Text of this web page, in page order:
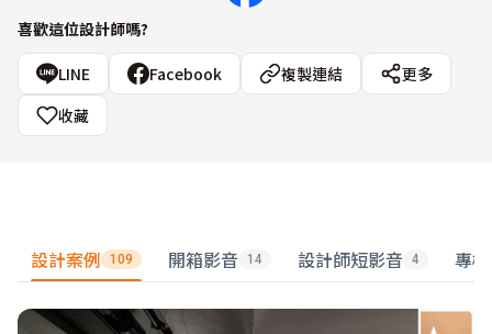
喜歡這位設計師嗎?
LINE Facebook 複製連結
更多
收藏
設計案例 109 開箱影音 14 設計師短影音 4 專